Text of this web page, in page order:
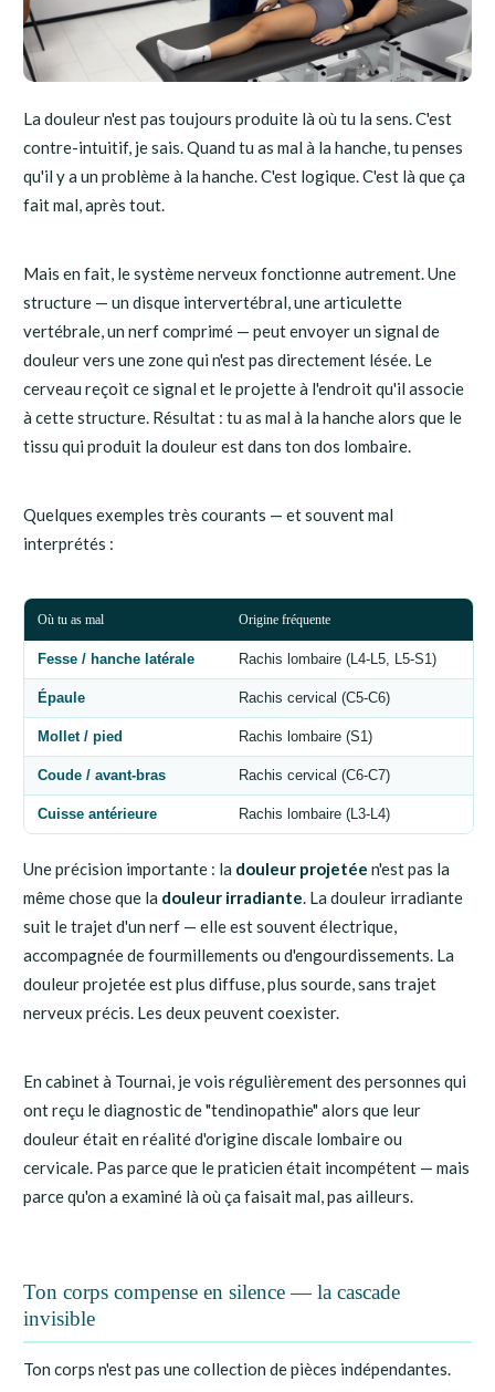
La douleur n'est pas toujours produite là où tu la sens. C'est
contre-intuitif, je sais. Quand tu as mal à la hanche, tu penses
qu'il y a un problème à la hanche. C'est logique. C'est là que ça
fait mal, après tout.
Mais en fait, le système nerveux fonctionne autrement. Une
structure — un disque intervertébral, une articulette
vertébrale, un nerf comprimé — peut envoyer un signal de
douleur vers une zone qui n'est pas directement lésée. Le
cerveau reçoit ce signal et le projette à l'endroit qu'il associe
à cette structure. Résultat : tu as mal à la hanche alors que le
tissu qui produit la douleur est dans ton dos lombaire.
Quelques exemples très courants — et souvent mal
interprétés :
Où tu as mal Origine fréquente
Fesse / hanche latérale Rachis lombaire (L4-L5, L5-S1)
Épaule Rachis cervical (C5-C6)
Mollet / pied Rachis lombaire (S1)
Coude / avant-bras Rachis cervical (C6-C7)
Cuisse antérieure Rachis lombaire (L3-L4)
Une précision importante : la douleur projetée n'est pas la
même chose que la douleur irradiante . La douleur irradiante
suit le trajet d'un nerf — elle est souvent électrique,
accompagnée de fourmillements ou d'engourdissements. La
douleur projetée est plus diffuse, plus sourde, sans trajet
nerveux précis. Les deux peuvent coexister.
En cabinet à Tournai, je vois régulièrement des personnes qui
ont reçu le diagnostic de "tendinopathie" alors que leur
douleur était en réalité d'origine discale lombaire ou
cervicale. Pas parce que le praticien était incompétent — mais
parce qu'on a examiné là où ça faisait mal, pas ailleurs.
Ton corps compense en silence — la cascade
invisible
Ton corps n'est pas une collection de pièces indépendantes.